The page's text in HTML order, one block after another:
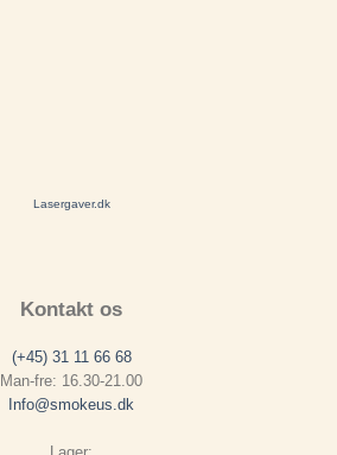
Lasergaver.dk
Kontakt os
(+45) 31 11 66 68
Man-fre: 16.30-21.00
Info@smokeus.dk